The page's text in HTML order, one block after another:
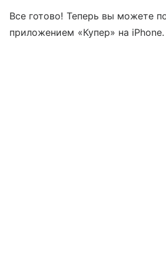
Все готово! Теперь вы можете
приложением «Купер» на iPhone.